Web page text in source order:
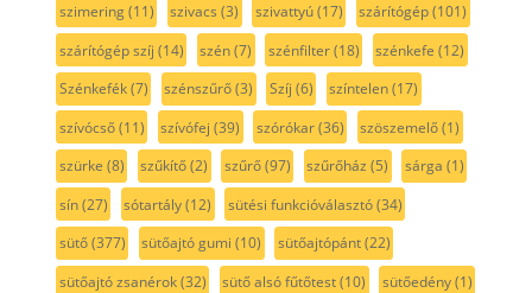
szimering(11) szivacs (3) szivattyú(17) szárítógép(101)
szárítógép szíj (14) szén(7) szénfilter(18) szénkefe (12)
Szénkefék(7) szénszűrő(3) Szíj (6) színtelen(17)
szívócső(11) szívófej (39) szórókar(36) szöszemelő(1)
szürke (8) szűkítő(2) szűrő(97) szűrőház (5) sárga (1)
sín(27) sótartály(12) sütési funkcióválasztó(34)
sütő(377) sütőajtó gumi (10) sütőajtópánt(22)
sütőajtó zsanérok(32) sütő alsó fűtőtest(10) sütőedény(1)